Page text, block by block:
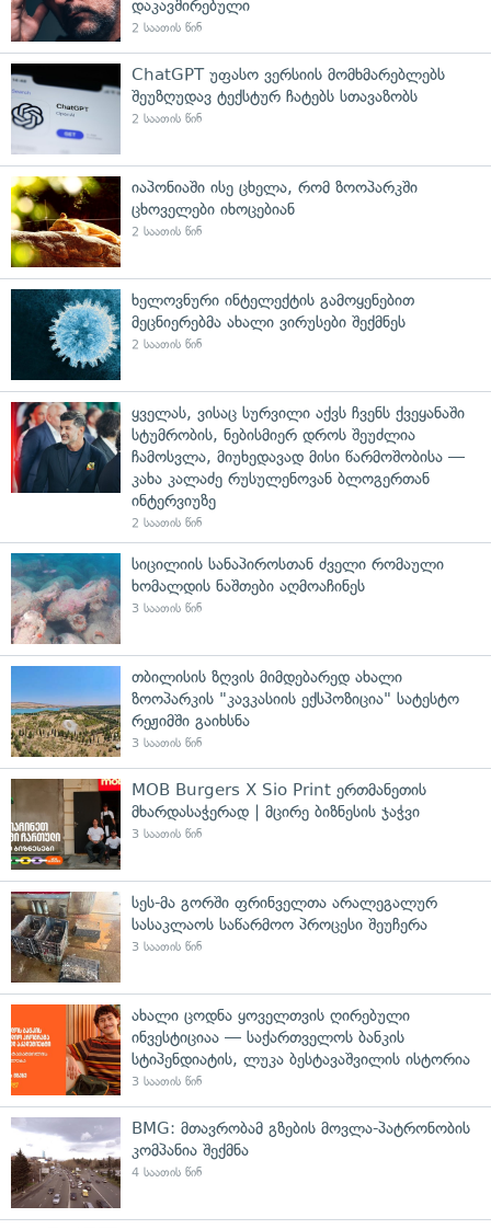
დაკავშირებული
2 საათის წინ
ChatGPT უფასო ვერსიის მომხმარებლებს
შეუზღუდავ ტექსტურ ჩატებს სთავაზობს
2 საათის წინ
იაპონიაში ისე ცხელა, რომ ზოოპარკში
ცხოველები იხოცებიან
2 საათის წინ
ხელოვნური ინტელექტის გამოყენებით
მეცნიერებმა ახალი ვირუსები შექმნეს
2 საათის წინ
ყველას, ვისაც სურვილი აქვს ჩვენს ქვეყანაში
სტუმრობის, ნებისმიერ დროს შეუძლია
ჩამოსვლა, მიუხედავად მისი წარმოშობისა —
კახა კალაძე რუსულენოვან ბლოგერთან
ინტერვიუზე
2 საათის წინ
სიცილიის სანაპიროსთან ძველი რომაული
ხომალდის ნაშთები აღმოაჩინეს
3 საათის წინ
თბილისის ზღვის მიმდებარედ ახალი
ზოოპარკის "კავკასიის ექსპოზიცია" სატესტო
რეჟიმში გაიხსნა
3 საათის წინ
MOB Burgers X Sio Print ერთმანეთის
მხარდასაჭერად | მცირე ბიზნესის ჯაჭვი
3 საათის წინ
სეს-მა გორში ფრინველთა არალეგალურ
სასაკლაოს საწარმოო პროცესი შეუჩერა
3 საათის წინ
ახალი ცოდნა ყოველთვის ღირებული
ინვესტიციაა — საქართველოს ბანკის
სტიპენდიატის, ლუკა ბესტავაშვილის ისტორია
3 საათის წინ
BMG: მთავრობამ გზების მოვლა-პატრონობის
კომპანია შექმნა
4 საათის წინ